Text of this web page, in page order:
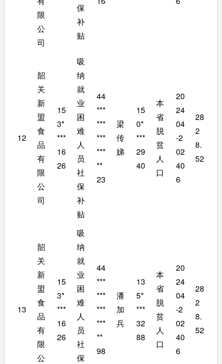
限
公
司
保
补
贴
12
韶
关
新
盟
食
品
有
限
公
司
15
3*
***
16
26
吸
纳
就
业
困
难
人
员
社
保
补
贴
44
***
***
***
***
**
23
梁
传
娣
15
0*
***
29
40
本
省
脱
贫
人
口
20
24
04
-2
02
40
6
28
2
8.
52
13
韶
关
新
盟
食
品
有
限
公
15
3*
***
16
26
吸
纳
就
业
困
难
人
员
社
保
44
***
***
***
***
**
98
潘
加
兵
13
5*
***
32
88
本
省
脱
贫
人
口
20
24
04
-2
02
40
6
28
2
8.
52